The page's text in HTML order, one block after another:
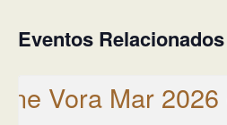
Eventos Relacionados